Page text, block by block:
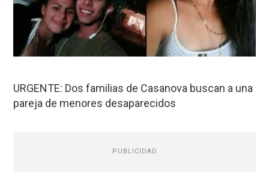
URGENTE: Dos familias de Casanova buscan a una
pareja de menores desaparecidos
PUBLICIDAD